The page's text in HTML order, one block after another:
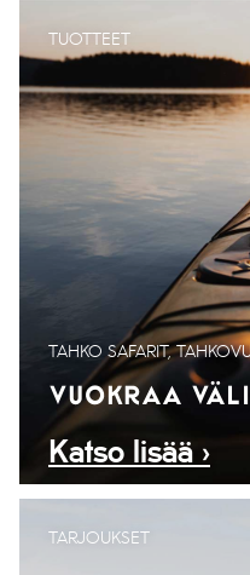
TUOTTEET
TAHKO SAFARIT,
VUOKRAA
Katso lisää ›
TARJOUKSET